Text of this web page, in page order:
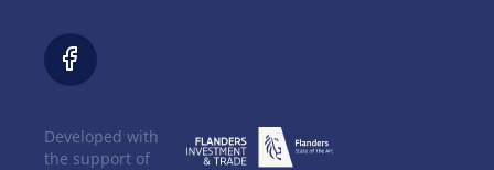
Developed with
the support of